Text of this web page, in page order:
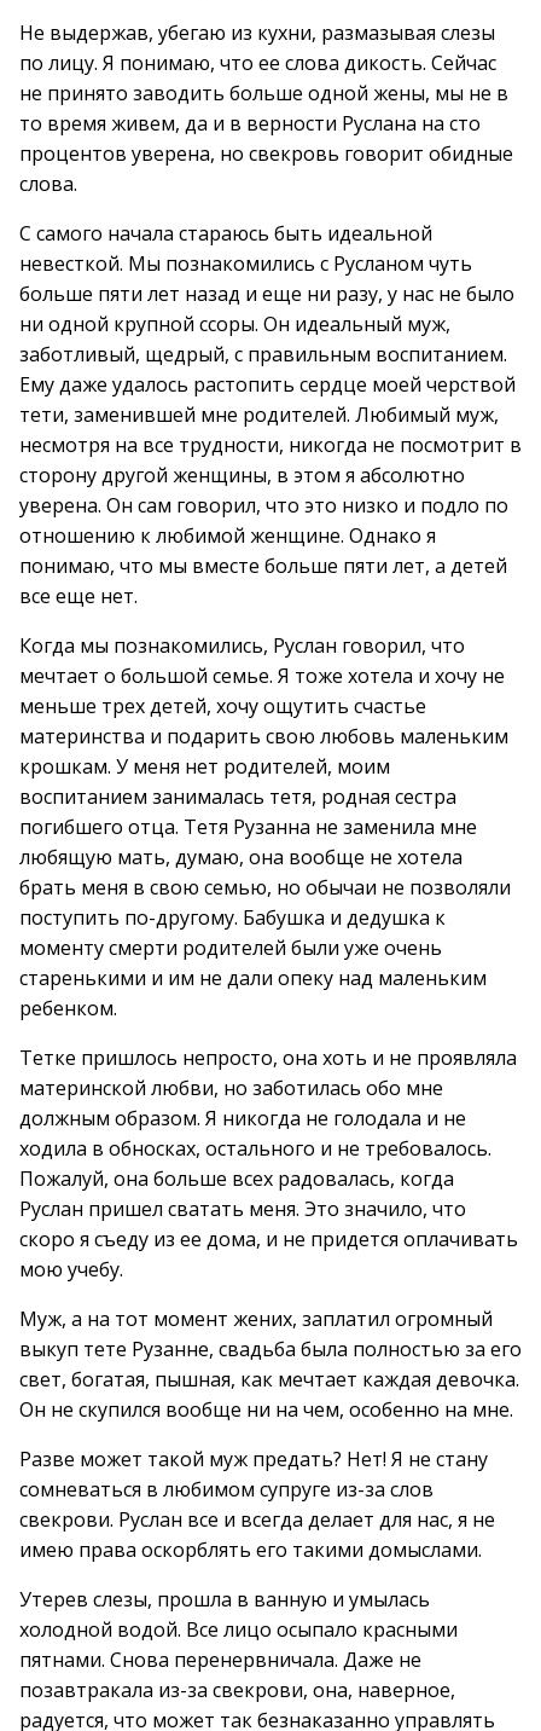
Не выдержав, убегаю из кухни, размазывая слезы
по лицу. Я понимаю, что ее слова дикость. Сейчас
не принято заводить больше одной жены, мы не в
то время живем, да и в верности Руслана на сто
процентов уверена, но свекровь говорит обидные
слова.
С самого начала стараюсь быть идеальной
невесткой. Мы познакомились с Русланом чуть
больше пяти лет назад и еще ни разу, у нас не было
ни одной крупной ссоры. Он идеальный муж,
заботливый, щедрый, с правильным воспитанием.
Ему даже удалось растопить сердце моей черствой
тети, заменившей мне родителей. Любимый муж,
несмотря на все трудности, никогда не посмотрит в
сторону другой женщины, в этом я абсолютно
уверена. Он сам говорил, что это низко и подло по
отношению к любимой женщине. Однако я
понимаю, что мы вместе больше пяти лет, а детей
все еще нет.
Когда мы познакомились, Руслан говорил, что
мечтает о большой семье. Я тоже хотела и хочу не
меньше трех детей, хочу ощутить счастье
материнства и подарить свою любовь маленьким
крошкам. У меня нет родителей, моим
воспитанием занималась тетя, родная сестра
погибшего отца. Тетя Рузанна не заменила мне
любящую мать, думаю, она вообще не хотела
брать меня в свою семью, но обычаи не позволяли
поступить по-другому. Бабушка и дедушка к
моменту смерти родителей были уже очень
старенькими и им не дали опеку над маленьким
ребенком.
Тетке пришлось непросто, она хоть и не проявляла
материнской любви, но заботилась обо мне
должным образом. Я никогда не голодала и не
ходила в обносках, остального и не требовалось.
Пожалуй, она больше всех радовалась, когда
Руслан пришел сватать меня. Это значило, что
скоро я съеду из ее дома, и не придется оплачивать
мою учебу.
Муж, а на тот момент жених, заплатил огромный
выкуп тете Рузанне, свадьба была полностью за его
свет, богатая, пышная, как мечтает каждая девочка.
Он не скупился вообще ни на чем, особенно на мне.
Разве может такой муж предать? Нет! Я не стану
сомневаться в любимом супруге из-за слов
свекрови. Руслан все и всегда делает для нас, я не
имею права оскорблять его такими домыслами.
Утерев слезы, прошла в ванную и умылась
холодной водой. Все лицо осыпало красными
пятнами. Снова перенервничала. Даже не
позавтракала из-за свекрови, она, наверное,
радуется, что может так безнаказанно управлять